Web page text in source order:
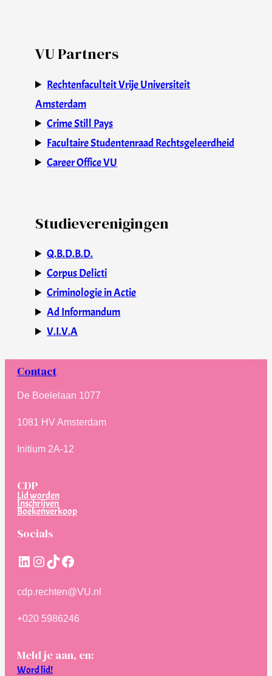
VU Partners
Rechtenfaculteit Vrije Universiteit
Amsterdam
Crime Still Pays
Facultaire Studentenraad Rechtsgeleerdheid
Career Office VU
Studieverenigingen
Q.B.D.B.D.
Corpus Delicti
Criminologie in Actie
Ad Informandum
V.I.V.A
Contact
De Boelelaan 1077
1081 HV Amsterdam
Initium 2A-12
CDP
Lid worden
Inschrijven
Boekenverkoop
Socials
LinkedIn
Instagram
TikTokFacebook
cdp.rechten@VU.nl
+020 5986246
Meld je aan, en:
Word lid!